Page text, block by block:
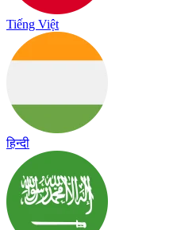
Tiếng Việt
हिन्दी